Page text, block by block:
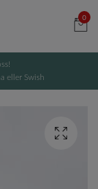
0
eller Swish